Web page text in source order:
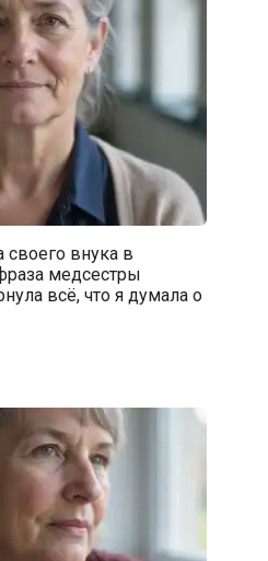
внука в
медсестры
всё, что я думала о